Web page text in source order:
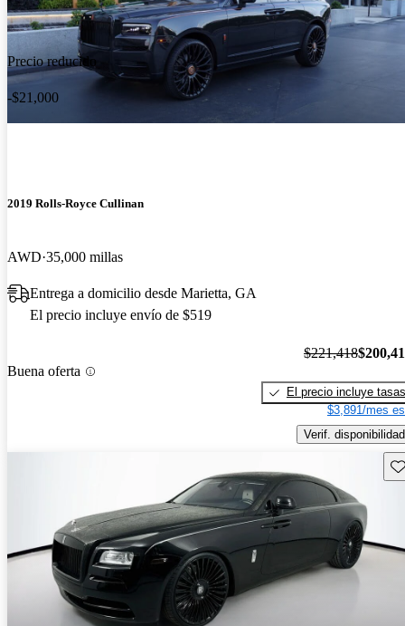
Precio reducido
-$21,000
2019 Rolls-Royce Cullinan
AWD 35,000 millas
Entrega a domicilio desde Marietta, GA
El precio incluye envío de $519
Buena oferta
$221,418
El precio incluye tasas
$3,891/mes
Verif. disponibilidad